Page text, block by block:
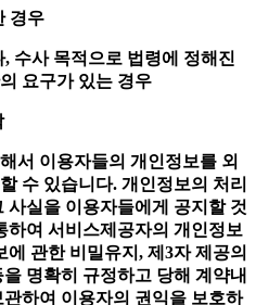
경우
수사 목적으로 법령에 정해진
요구가 있는 경우
서 이용자들의 개인정보를 외
수 있습니다. 개인정보의 처리
사실을 이용자들에게 공지할 것
하여 서비스제공자의 개인정보
관한 비밀유지, 제3자 제공의
명확히 규정하고 당해 계약내
하여 이용자의 권익을 보호하